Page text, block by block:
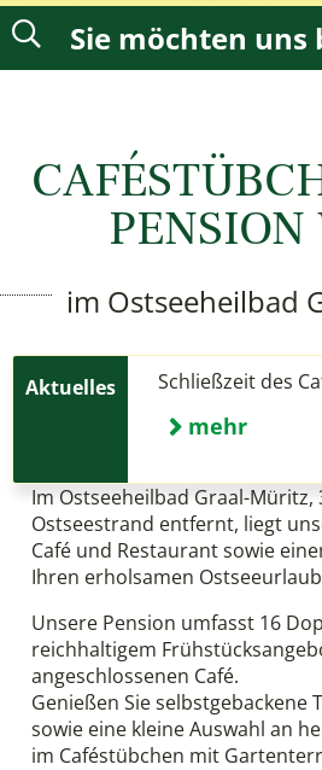
Sie möchten uns
im Ostseeheilbad
Schließzeit des
mehr
Im Ostseeheilbad Graal-Müritz,
Ostseestrand entfernt, liegt
Café und Restaurant sowie
Ihren erholsamen
Unsere Pension umfasst 16
reichhaltigem
angeschlossenen Café.
Genießen Sie selbstgebackene
sowie eine kleine Auswahl an
im Caféstübchen mit